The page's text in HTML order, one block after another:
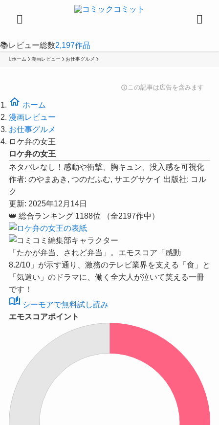
📚レビュー総数2,197作品
ホーム 漫画レビュー お仕事グルメ
infoこの記事は広告を含みます
home ホーム
漫画レビュー
お仕事グルメ
ロケ弁の女王
ロケ弁の女王
ネタバレなし！感動や衝撃、胸キュン、没入感を可視化
作者: のやまあき, つのだふむ, サエグサケイ 出版社: コル
ク
更新: 2025年12月14日
👑 総合ランキング 1188位 （全2197作中）
「たかが弁当、されど弁当」。 エモスコア「感動
8.2/10」 が示す通り、激務のテレビ業界を支える「食」と
「気遣い」のドラマに、働く全大人が泣いて笑える一冊
です！
auto_stories シーモアで無料試し読み
エモスコアポイント